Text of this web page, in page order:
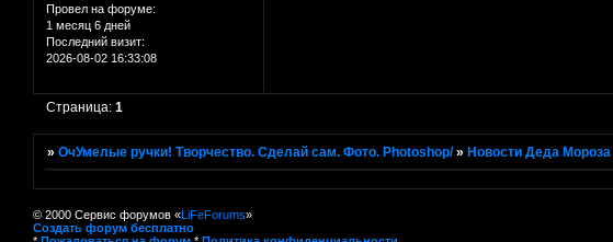
Провел на форуме:
1 месяц 6 дней
Последний визит:
2026-08-02 16:33:08
Страница:1
»ОчУмелые ручки! Творчество. Сделай сам. Фото. Photoshop/ » Новости Деда Мороза
© 2000 Сервис форумов «LiFeForums»
Создать форум бесплатно